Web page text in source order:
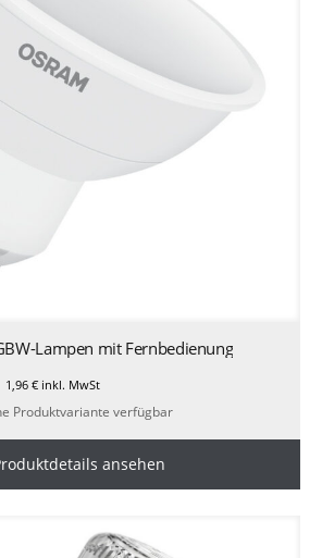
Lampen mit Fernbedienung
1,96€ inkl. MwSt
Produktvariante verfügbar
ansehen